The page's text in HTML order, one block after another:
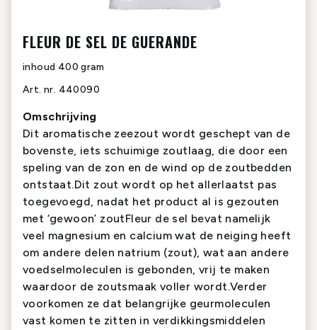
FLEUR DE SEL DE GUERANDE
inhoud 400 gram
Art. nr. 440090
Omschrijving
Dit aromatische zeezout wordt geschept van de
bovenste, iets schuimige zoutlaag, die door een
speling van de zon en de wind op de zoutbedden
ontstaat.Dit zout wordt op het allerlaatst pas
toegevoegd, nadat het product al is gezouten
met ‘gewoon’ zoutFleur de sel bevat namelijk
veel magnesium en calcium wat de neiging heeft
om andere delen natrium (zout), wat aan andere
voedselmoleculen is gebonden, vrij te maken
waardoor de zoutsmaak voller wordt.Verder
voorkomen ze dat belangrijke geurmoleculen
vast komen te zitten in verdikkingsmiddelen